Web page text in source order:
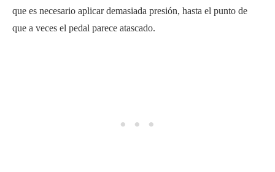
que es necesario aplicar demasiada presión, hasta el punto de
que a veces el pedal parece atascado.